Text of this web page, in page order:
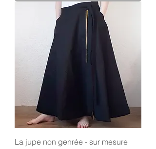
La jupe non genrée - sur mesure